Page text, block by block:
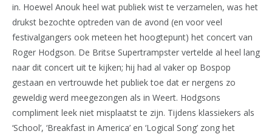
in. Hoewel Anouk heel wat publiek wist te verzamelen, was het
drukst bezochte optreden van de avond (en voor veel
festivalgangers ook meteen het hoogtepunt) het concert van
Roger Hodgson. De Britse Supertrampster vertelde al heel lang
naar dit concert uit te kijken; hij had al vaker op Bospop
gestaan en vertrouwde het publiek toe dat er nergens zo
geweldig werd meegezongen als in Weert. Hodgsons
compliment leek niet misplaatst te zijn. Tijdens klassiekers als
‘School’, ‘Breakfast in America’ en ‘Logical Song’ zong het